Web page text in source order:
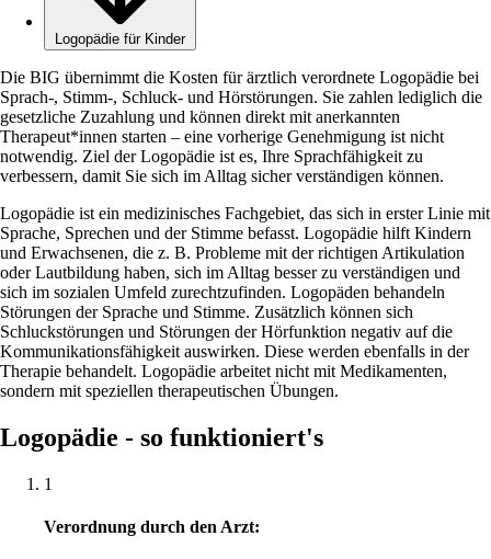
Logopädie für Kinder
Die BIG übernimmt die Kosten für ärztlich verordnete Logopädie bei
Sprach-, Stimm-, Schluck- und Hörstörungen. Sie zahlen lediglich die
gesetzliche Zuzahlung und können direkt mit anerkannten
Therapeut*innen starten – eine vorherige Genehmigung ist nicht
notwendig. Ziel der Logopädie ist es, Ihre Sprachfähigkeit zu
verbessern, damit Sie sich im Alltag sicher verständigen können.
Logopädie ist ein medizinisches Fachgebiet, das sich in erster Linie mit
Sprache, Sprechen und der Stimme befasst. Logopädie hilft Kindern
und Erwachsenen, die z. B. Probleme mit der richtigen Artikulation
oder Lautbildung haben, sich im Alltag besser zu verständigen und
sich im sozialen Umfeld zurechtzufinden. Logopäden behandeln
Störungen der Sprache und Stimme. Zusätzlich können sich
Schluckstörungen und Störungen der Hörfunktion negativ auf die
Kommunikationsfähigkeit auswirken. Diese werden ebenfalls in der
Therapie behandelt. Logopädie arbeitet nicht mit Medikamenten,
sondern mit speziellen therapeutischen Übungen.
Logopädie - so funktioniert's
1
Verordnung durch den Arzt: